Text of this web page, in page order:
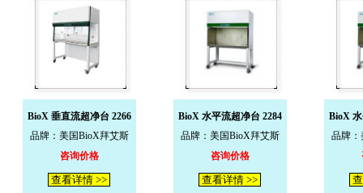
BioX 垂直流超净台 2266
品牌：美国BioX拜艾斯
咨询价格
查看详情 >>
BioX 水平流超净台 2284
品牌：美国BioX拜艾斯
咨询价格
查看详情 >>
BioX
品牌：